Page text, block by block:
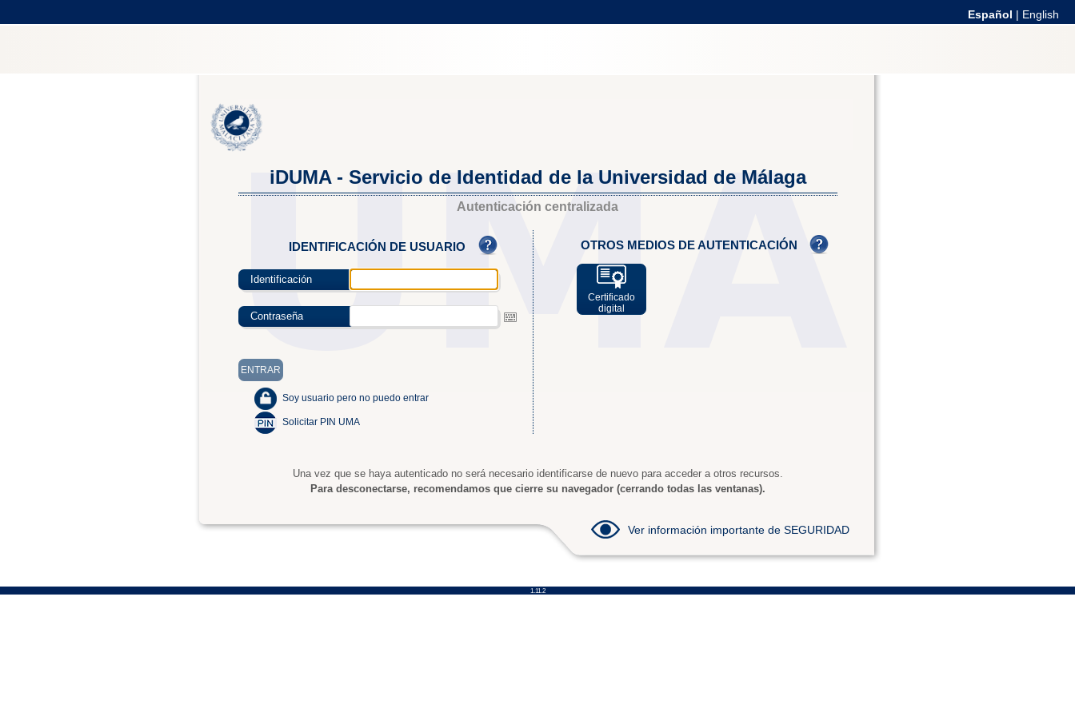
Español | English
iDUMA - Servicio de Identidad de la Universidad de Málaga
Autenticación centralizada
IDENTIFICACIÓN DE USUARIO
Identificación
Contraseña
Soy usuario pero no puedo entrar
Solicitar PIN UMA
OTROS MEDIOS DE AUTENTICACIÓN
Certificado
digital
Una vez que se haya autenticado no será necesario identificarse de nuevo para acceder a otros recursos.
Para desconectarse, recomendamos que cierre su navegador (cerrando todas las ventanas).
Ver información importante de SEGURIDAD
1.11.2